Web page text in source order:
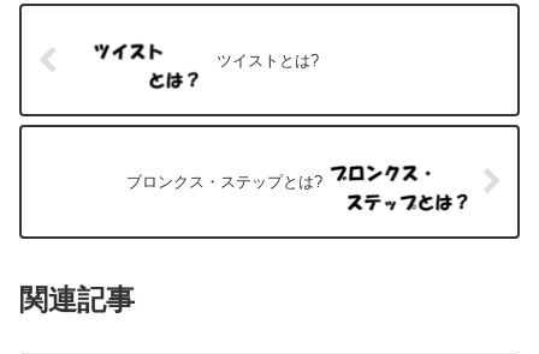
ツイストとは?
ブロンクス・ステップとは?
関連記事